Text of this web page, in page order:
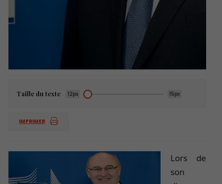
Taille du texte 12px 15px
IMPRIMER
Lors de
son